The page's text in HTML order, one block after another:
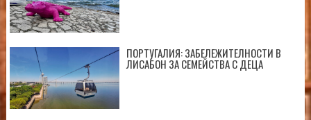
ПОРТУГАЛИЯ: ЗАБЕЛЕЖИТЕЛНОСТИ В
ЛИСАБОН ЗА СЕМЕЙСТВА С ДЕЦА